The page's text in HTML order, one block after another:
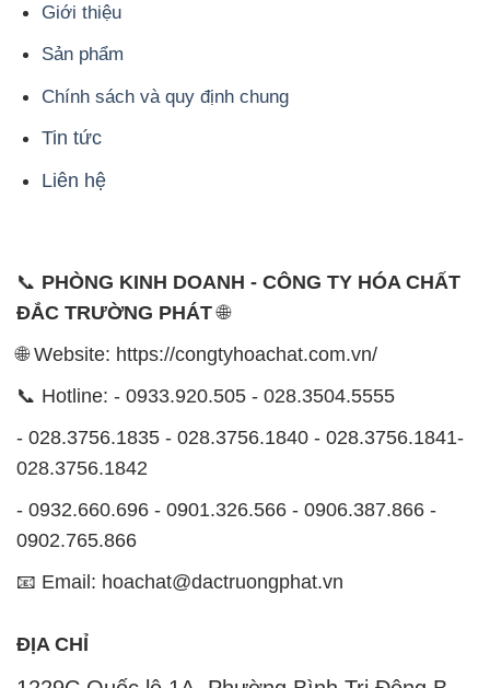
Giới thiệu
Sản phẩm
Chính sách và quy định chung
Tin tức
Liên hệ
📞 PHÒNG KINH DOANH - CÔNG TY HÓA CHẤT
ĐẮC TRƯỜNG PHÁT🌐
🌐 Website: https://congtyhoachat.com.vn/
📞 Hotline: - 0933.920.505 - 028.3504.5555
- 028.3756.1835 - 028.3756.1840 - 028.3756.1841-
028.3756.1842
- 0932.660.696 - 0901.326.566 - 0906.387.866 -
0902.765.866
📧 Email: hoachat@dactruongphat.vn
ĐỊA CHỈ